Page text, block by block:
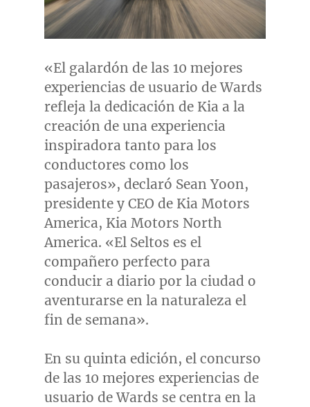
«El galardón de las 10 mejores
experiencias de usuario de Wards
refleja la dedicación de Kia a la
creación de una experiencia
inspiradora tanto para los
conductores como los
pasajeros», declaró Sean Yoon,
presidente y CEO de Kia Motors
America, Kia Motors North
America. «El Seltos es el
compañero perfecto para
conducir a diario por la ciudad o
aventurarse en la naturaleza el
fin de semana».
En su quinta edición, el concurso
de las 10 mejores experiencias de
usuario de Wards se centra en la